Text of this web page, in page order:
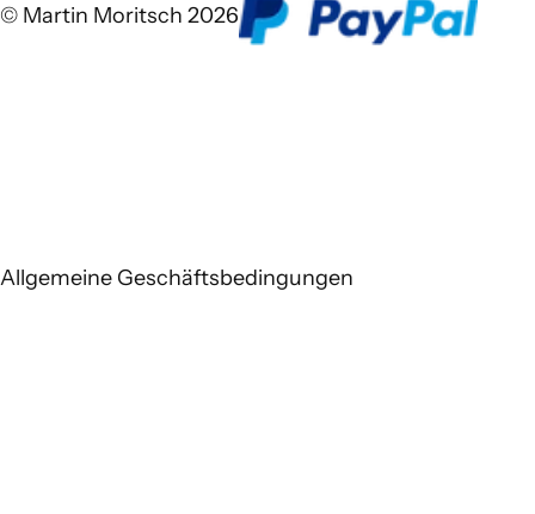
© Martin Moritsch 2026
Allgemeine Geschäftsbedingungen